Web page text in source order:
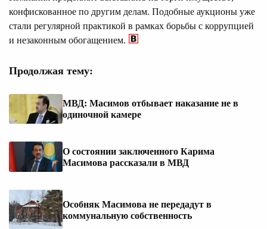
конфискованное по другим делам. Подобные аукционы уже
стали регулярной практикой в рамках борьбы с коррупцией
и незаконным обогащением.
Продолжая тему:
МВД: Масимов отбывает наказание не в
одиночной камере
О состоянии заключенного Карима
Масимова рассказали в МВД
Особняк Масимова не передадут в
коммунальную собственность